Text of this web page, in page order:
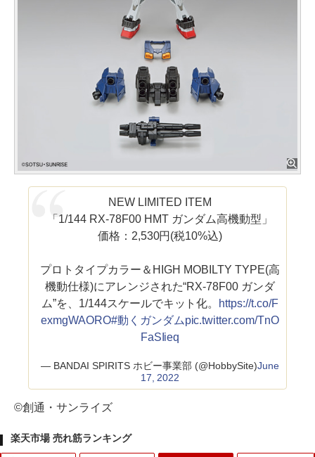
NEW LIMITED ITEM
「1/144 RX-78F00 HMT ガンダム高機動型」
価格：2,530円(税10%込)
プロトタイプカラー＆HIGH MOBILTY TYPE(高
機動仕様)にアレンジされた“RX-78F00 ガンダ
ム”を、1/144スケールでキット化。 https://t.co/F
exmgWAORO#動くガンダムpic.twitter.com/TnO
FaSIieq
— BANDAI SPIRITS ホビー事業部 (@HobbySite)June
17, 2022
©創通・サンライズ
楽天市場 売れ筋ランキング